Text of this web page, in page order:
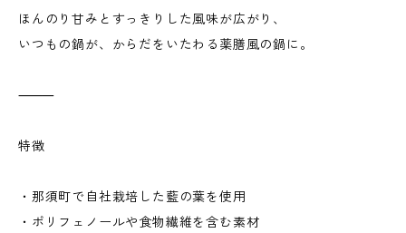
ほんのり甘みとすっきりした風味が広がり、
いつもの鍋が、からだをいたわる薬膳風の鍋に。
⸻
特徴
・那須町で自社栽培した藍の葉を使用
・ポリフェノールや食物繊維を含む素材